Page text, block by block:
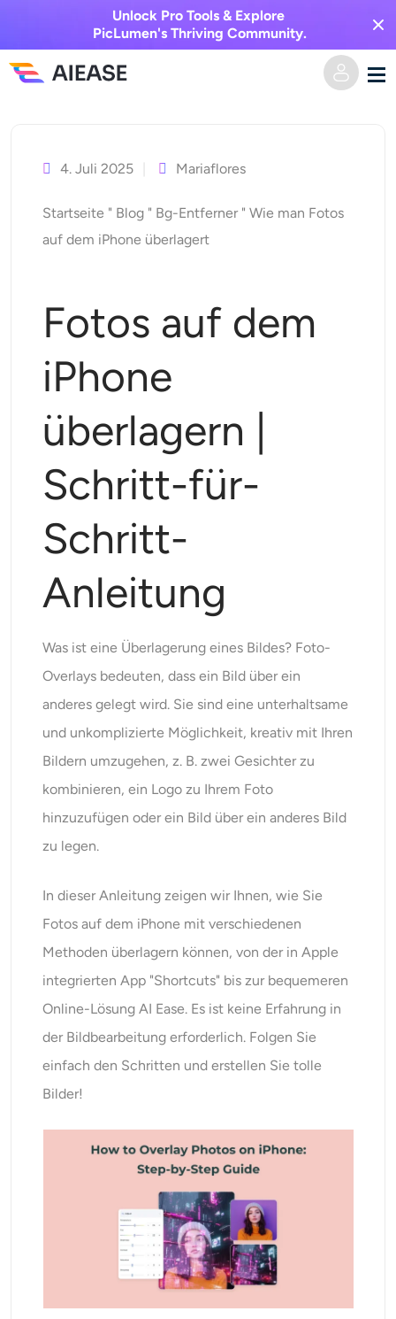
Unlock Pro Tools & Explore
PicLumen's Thriving Community.
KI-Video
Text zu Video
Videoeffekte
KI-Kuss-Generator
KI-Umarmungsgenerator
KI-Tanzgenerator
Seedance 2.0 Kling 2.6 Motion Control
Wan 2.5
Videoeffekte
Bild zu Bild
Text zu Bild
Seedream 5.0 Pro Nano Banana Pro
KI-Werkzeuge
Foto-Editor & -Creator
Foto-Verstärker
Objekt-Entferner
Wasserzeichen-Entferner
KI-Extender
KI-Ersatz
KI neu einfärben
KI-Stil-Bildgenerator
Hochformat-Werkzeuge
Frisuren-Wechsler
Kleiderbügel
KI-Filter
Headshot-Generator Pro
KI-Headshot-Generator
Passfoto-Ersteller
Auszeichnung
springen
4. Juli 2025 Mariaflores
Startseite " Blog " Bg-Entferner"Wie man Fotos
auf dem iPhone überlagert
Fotos auf dem
iPhone
überlagern |
Schritt-für-
Schritt-
Anleitung
Was ist eine Überlagerung eines Bildes? Foto-
Overlays bedeuten, dass ein Bild über ein
anderes gelegt wird. Sie sind eine unterhaltsame
und unkomplizierte Möglichkeit, kreativ mit Ihren
Bildern umzugehen, z. B. zwei Gesichter zu
kombinieren, ein Logo zu Ihrem Foto
hinzuzufügen oder ein Bild über ein anderes Bild
zu legen.
In dieser Anleitung zeigen wir Ihnen, wie Sie
Fotos auf dem iPhone mit verschiedenen
Methoden überlagern können, von der in Apple
integrierten App "Shortcuts" bis zur bequemeren
Online-Lösung AI Ease. Es ist keine Erfahrung in
der Bildbearbeitung erforderlich. Folgen Sie
einfach den Schritten und erstellen Sie tolle
Bilder!